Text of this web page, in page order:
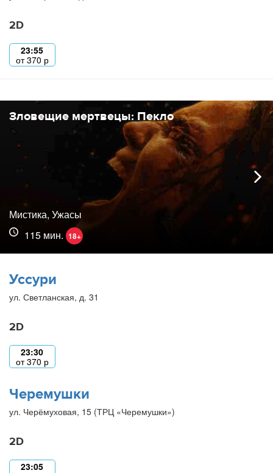
2D
23:55
от370 р
Зловещие мертвецы: Пекло
Мистика, Ужасы
115 мин. 18+
Уссури
ул. Светланская, д. 31
2D
23:30
от370 р
Черемушки
ул. Черёмуховая, 15 (ТРЦ «Черемушки»)
2D
23:05